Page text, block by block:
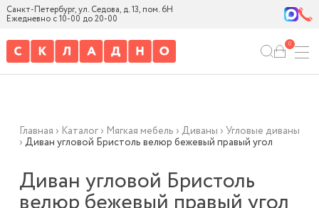
Санкт-Петербург, ул. Седова, д. 13, пом. 6Н
Ежедневно с 10-00 до 20-00
0
Главная › Каталог› Мягкая мебель › Диваны › Угловые диваны
› Диван угловой Бристоль велюр бежевый правый угол
Диван угловой Бристоль